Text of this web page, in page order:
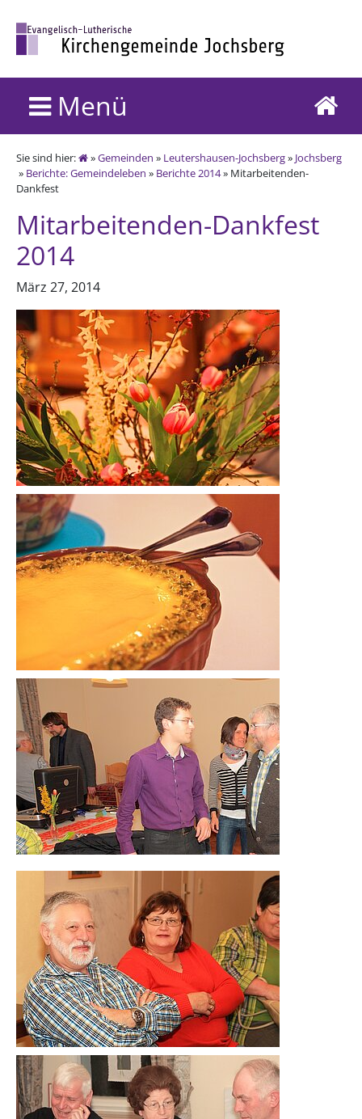
Menü
Sie sind hier: »Gemeinden » Leutershausen-Jochsberg» Jochsberg
» Berichte: Gemeindeleben » Berichte 2014» Mitarbeitenden-
Dankfest
Mitarbeitenden-Dankfest
2014
März 27, 2014